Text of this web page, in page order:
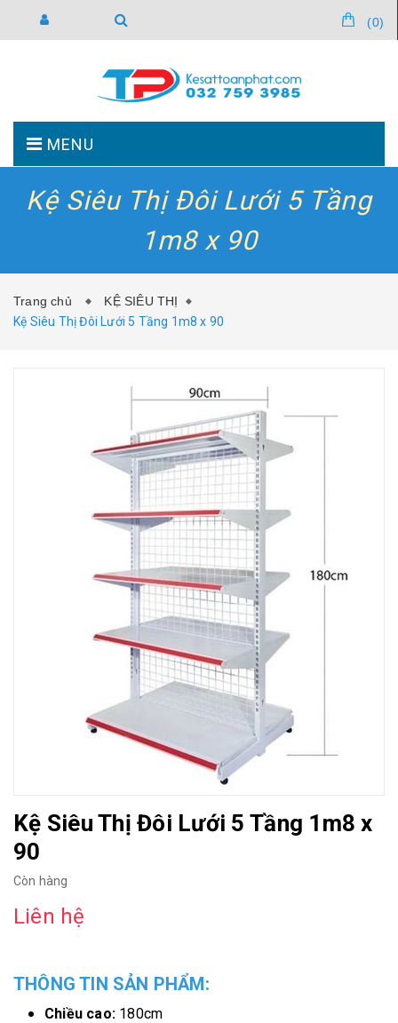
(0)
MENU
TRANG CHỦ GIỚI THIỆU
Kệ Siêu Thị Đôi Lưới 5 Tầng
1m8 x 90
Trang chủ
KỆ SIÊU THỊ
Kệ Siêu Thị Đôi Lưới 5 Tầng 1m8 x 90
Kệ Siêu Thị Đôi Lưới 5 Tầng 1m8 x
90
Còn hàng
Liên hệ
THÔNG TIN SẢN PHẨM:
Chiều cao: 180cm